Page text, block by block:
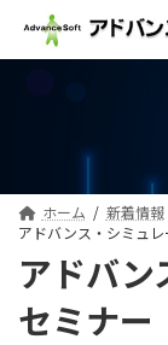
テ
ゲ
ホーム 新着情報
アドバンス・シミュ
アドバン
セミナー